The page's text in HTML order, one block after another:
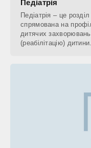
Педіатрія
Педіатрія – це
спрямована на
дитячих
(реабілітацію)